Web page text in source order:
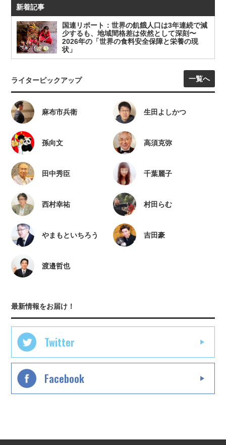
新着記事
国連リポート：世界の飢餓人口は3年連続で減
少するも、地域間格差は依然として深刻〜
2026年の「世界の食料安全保障と栄養の現
状」
ライターピックアップ 一覧へ
麻布市兵衛 生田よしかつ
孫向文 高須克弥
田中秀臣 千葉麗子
西村幸祐 村田らむ
やまもといちろう 吉田豪
渡邉哲也
最新情報をお届け！
Twitter
Facebook